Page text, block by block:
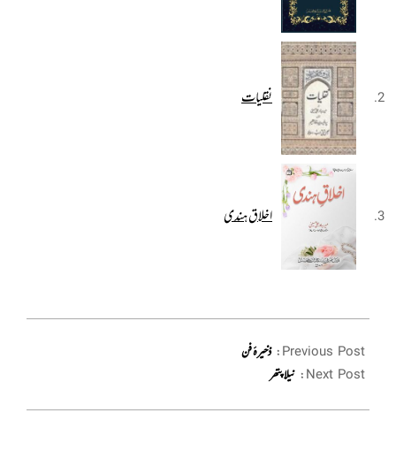
نقلیات
اخلاق ہندی
08-
30
Previous Post: ذخیرۂ فن
Next Post: نیلا پتھر